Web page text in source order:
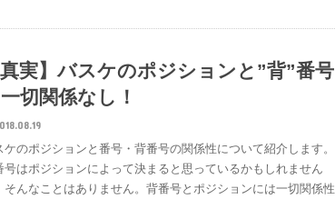
真実】バスケのポジションと”背”番号
切関係なし！
ケのポジションと番号・背番号の関係性について紹介します。
号はポジションによって決まると思っているかもしれません
そんなことはありません。背番号とポジションには一切関係性